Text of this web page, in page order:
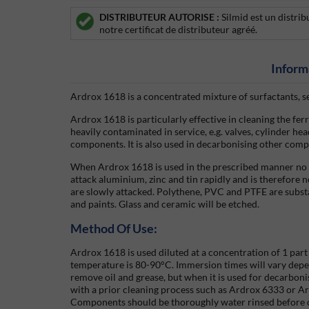
DISTRIBUTEUR AUTORISE : Silmid est un
notre certificat de distributeur agréé.
Ardrox 1618 is a concentrated mixture of surfactants,
Ardrox 1618 is particularly effective in cleaning the
heavily contaminated in service, e.g. valves, cylinder
components. It is also used in decarbonising other
When Ardrox 1618 is used in the prescribed manner
attack aluminium, zinc and tin rapidly and is therefore
are slowly attacked. Polythene, PVC and PTFE are
and paints. Glass and ceramic will be etched.
Method Of Use:
Ardrox 1618 is used diluted at a concentration of 1
temperature is 80-90°C. Immersion times will vary
remove oil and grease, but when it is used for
with a prior cleaning process such as Ardrox 6333 or
Components should be thoroughly water rinsed